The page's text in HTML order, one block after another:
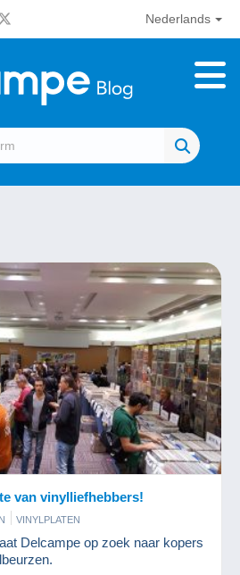
Nederlands
van vinylliefhebbers!
VINYLPLATEN
Delcampe op zoek naar kopers